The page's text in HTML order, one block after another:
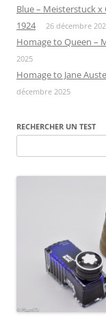
Blue – Meisterstuck
1924
26 décembre
Homage to Queen –
2025
Homage to Jane
décembre 2025
RECHERCHER UN TEST